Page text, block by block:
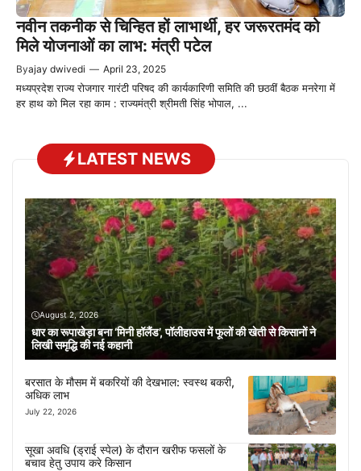
नवीन तकनीक से चिन्हित हों लाभार्थी, हर जरूरतमंद को
मिले योजनाओं का लाभ: मंत्री पटेल
Byajay dwivedi — April 23, 2025
मध्यप्रदेश राज्य रोजगार गारंटी परिषद की कार्यकारिणी समिति की छठवीं बैठक मनरेगा में
हर हाथ को मिल रहा काम : राज्यमंत्री श्रीमती सिंह भोपाल, ...
LATEST NEWS
August 2, 2026
धार का रूपाखेड़ा बना ‘मिनी हॉलैंड’, पॉलीहाउस में फूलों की खेती से किसानों ने
लिखी समृद्धि की नई कहानी
बरसात के मौसम में बकरियों की देखभाल: स्वस्थ बकरी,
अधिक लाभ
July 22, 2026
सूखा अवधि (ड्राई स्पेल) के दौरान खरीफ फसलों के
बचाव हेतु उपाय करे किसान